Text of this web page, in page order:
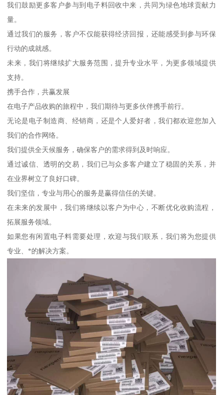
我们鼓励更多客户参与到电子料回收中来，共同为绿色地球贡献力
量。
通过我们的服务，客户不仅能获得经济回报，还能感受到参与环保
行动的成就感。
未来，我们将继续扩大服务范围，提升专业水平，为更多领域提供
支持。
携手合作，共赢发展
在电子产品收购的旅程中，我们期待与更多伙伴携手前行。
无论是电子制造商、经销商，还是个人爱好者，我们都欢迎您加入
我们的合作网络。
我们提供全天候服务，确保客户的需求得到及时响应。
通过诚信、透明的交易，我们已与众多客户建立了稳固的关系，并
在业界树立了良好口碑。
我们坚信，专业与用心的服务是赢得信任的关键。
在未来的发展中，我们将继续以客户为中心，不断优化收购流程，
拓展服务领域。
如果您有闲置电子料需要处理，欢迎与我们联系，我们将为您提供
专业、*的解决方案。